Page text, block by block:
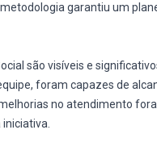
garantiu um
são visíveis e
foram capazes de
no atendimento